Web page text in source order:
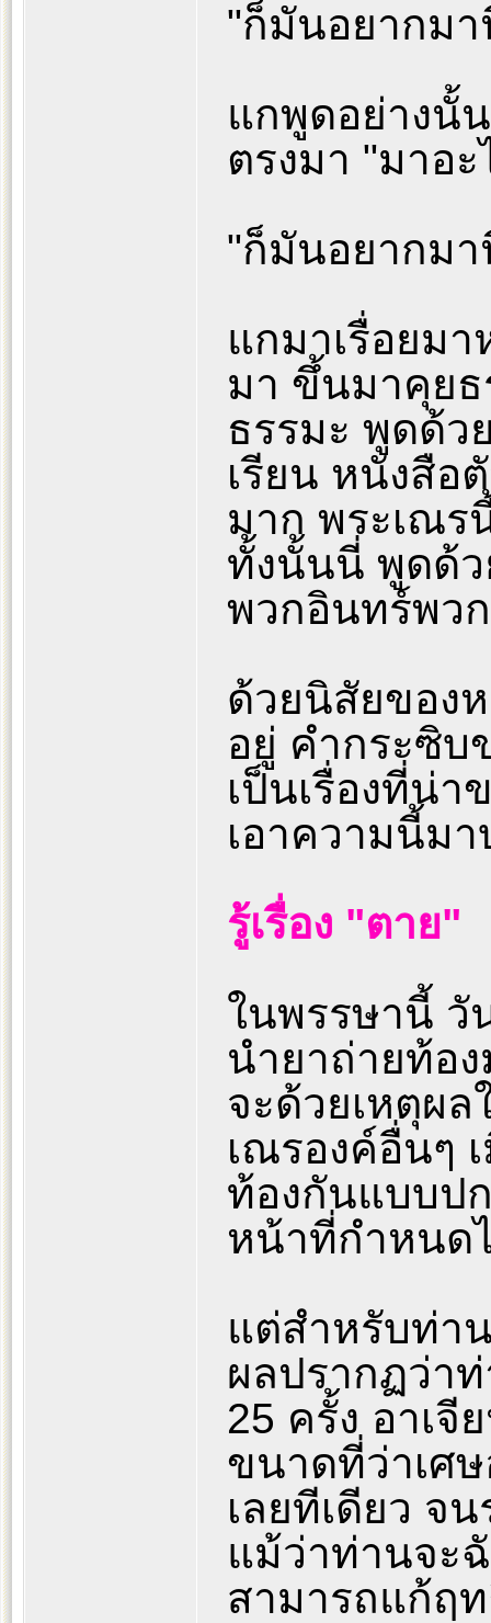
"ก็มันอยากมา
แกพูดอย่างนั้
ตรงมา "มาอะ
"ก็มันอยากม
แกมาเรื่อยม
มา ขึ้นมาคุยธ
ธรรมะ พูดด้ว
เรียน หนังสือ
มาก พระเณร
ทั้งนั้นนี่ พูดด้ว
พวกอินทร์พว
ด้วยนิสัยของ
อยู่ คำกระซิบ
เป็นเรื่องที่น่
เอาความนี้ม
รู้เรื่อง "ตาย"
ในพรรษานี้ วั
นำยาถ่ายท้อ
จะด้วยเหตุผ
เณรองค์อื่นๆ
ท้องกันแบบป
หน้าที่กำหนด
แต่สำหรับท่า
ผลปรากฏว่า
25 ครั้ง อาเจี
ขนาดที่ว่าเศ
เลยทีเดียว จ
แม้ว่าท่านจะ
สามารถแก้ฤ